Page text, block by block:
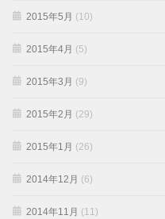
2015年5月 (10)
2015年4月 (5)
2015年3月 (9)
2015年2月 (29)
2015年1月 (26)
2014年12月 (6)
2014年11月 (11)